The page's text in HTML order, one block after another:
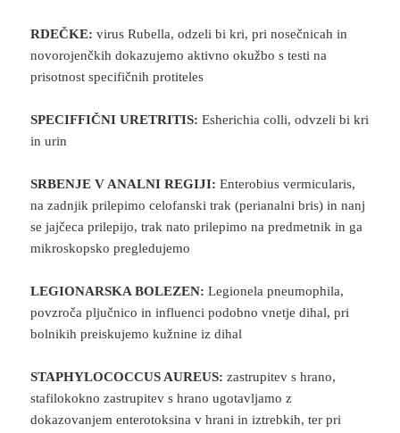
RDEČKE:virus Rubella, odzeli bi kri, pri nosečnicah in
novorojenčkih dokazujemo aktivno okužbo s testi na
prisotnost specifičnih protiteles
SPECIFFIČNI URETRITIS:Esherichia colli, odvzeli bi kri
in urin
SRBENJE V ANALNI REGIJI: Enterobius vermicularis,
na zadnjik prilepimo celofanski trak (perianalni bris) in nanj
se jajčeca prilepijo, trak nato prilepimo na predmetnik in ga
mikroskopsko pregledujemo
LEGIONARSKA BOLEZEN:Legionela pneumophila,
povzroča pljučnico in influenci podobno vnetje dihal, pri
bolnikih preiskujemo kužnine iz dihal
STAPHYLOCOCCUS AUREUS: zastrupitev s hrano,
stafilokokno zastrupitev s hrano ugotavljamo z
dokazovanjem enterotoksina v hrani in iztrebkih, ter pri